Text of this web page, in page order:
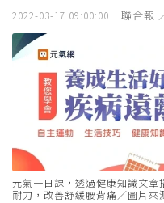
2022-03-17 09:00:00 聯合報
元氣一日課，透過健康知識文
耐力，改善舒緩腰背痛／圖片來